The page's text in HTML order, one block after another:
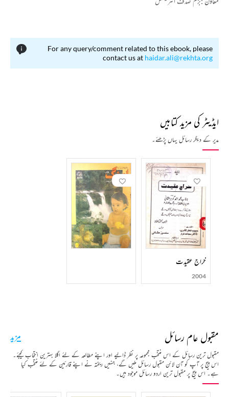
For any query/comment related to this ebook, please
contact us at haidar.ali@rekhta.org
ایڈیٹر کی مزید کتابیں
مدیر کے دیگر رسائل یہاں پڑھئے۔
خراج عقیدت
2004
مقبول عام رسائل
مقبول ترین رسائل کے اس منتخب مجموعہ پر نظر ڈالیے اور اپنے مطالعہ کے لئے اگلا بہترین انتخاب کیجئے۔
اس پیج پر آپ کو آن لائن مقبول رسائل ملیں گے، جنہیں ریختہ نے اپنے قارئین کے لئے منتخب کیا
ہے۔ اس پیج پر مقبول ترین اردو رسائل موجود ہیں۔
مزید